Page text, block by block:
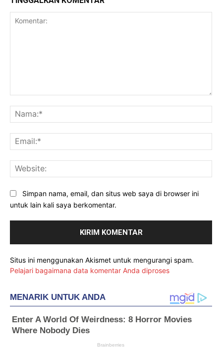
Simpan nama, email, dan situs web saya di browser ini
untuk lain kali saya berkomentar.
Situs ini menggunakan Akismet untuk mengurangi spam.
Pelajari bagaimana data komentar Anda diproses